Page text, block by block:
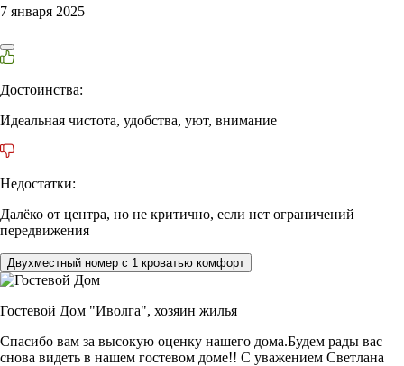
7 января 2025
Достоинства:
Идеальная чистота, удобства, уют, внимание
Недостатки:
Далёко от центра, но не критично, если нет ограничений
передвижения
Двухместный номер с 1 кроватью комфорт
Гостевой Дом "Иволга", хозяин жилья
Спасибо вам за высокую оценку нашего дома.Будем рады вас
снова видеть в нашем гостевом доме!! С уважением Светлана